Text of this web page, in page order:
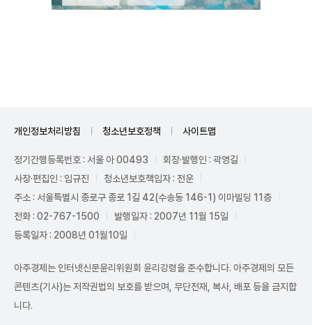
개인정보처리방침 청소년보호정책 사이트맵
정기간행등록번호 : 서울 아 00493
회장·발행인 : 곽영길
사장·편집인 : 임규진
청소년보호책임자 : 전운
주소 : 서울특별시 종로구 종로 1길 42(수송동 146-1) 이마빌딩 11층
전화 : 02-767-1500
발행일자 : 2007년 11월 15일
등록일자 : 2008년 01월10일
아주경제는 인터넷신문윤리위원회 윤리강령을 준수합니다. 아주경제의 모든
콘텐츠(기사)는 저작권법의 보호를 받으며, 무단전재, 복사, 배포 등을 금지합
니다.